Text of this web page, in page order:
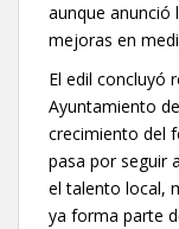
aunque anunció
mejoras en
El edil concluyó
Ayuntamiento
crecimiento del
pasa por seguir
el talento local,
ya forma parte